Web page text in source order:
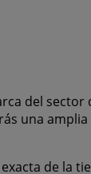
del sector
una
de la